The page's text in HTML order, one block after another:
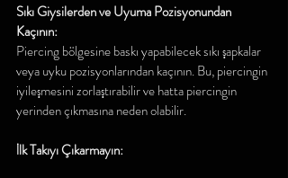
Sıkı Giysilerden ve Uyuma Pozisyonundan
Kaçının:
Piercing bölgesine baskı yapabilecek sıkı şapkalar
veya uyku pozisyonlarından kaçının. Bu, piercingin
iyileşmesini zorlaştırabilir ve hatta piercingin
yerinden çıkmasına neden olabilir.
İlk Takıyı Çıkarmayın: